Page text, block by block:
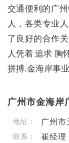
交通便利的广
人，各类专业
了良好的合作
人凭着 追求 胸
拼搏.金海岸事
广州市金海岸
地址： 广州市
联系： 崔经理